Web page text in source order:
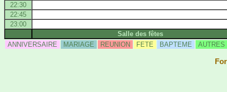
22:30
22:45
23:00
Salle des fêtes
ANNIVERSAIRE
MARIAGE REUNION FETE BAPTEME AUTRES